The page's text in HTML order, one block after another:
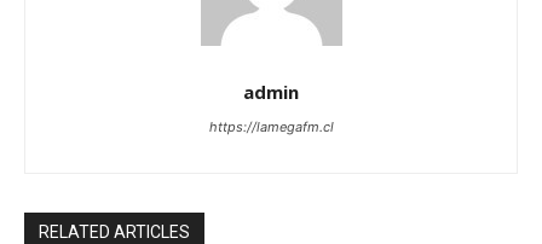
admin
https://lamegafm.cl
RELATED ARTICLES